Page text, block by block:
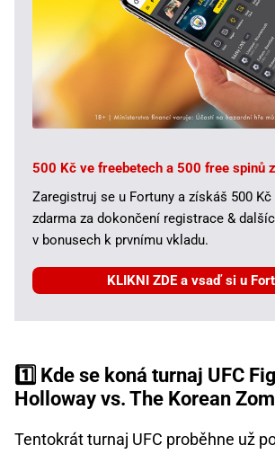
500 Kč ve freebetech a 500 free spinů
Zaregistruj se u Fortuny a získáš 500
zdarma za dokončení registrace &
v bonusech k prvnímu vkladu.
KLIKNI ZDE a vsaď si u
1️⃣ Kde se koná turnaj UFC
Holloway vs. The Korean
Tentokrát turnaj UFC proběhne už